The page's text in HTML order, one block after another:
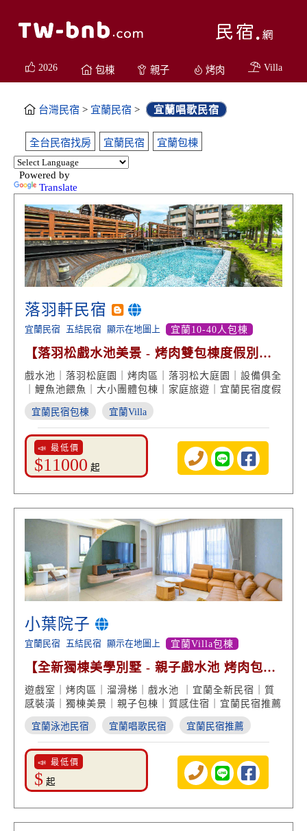
2026 包棟 親子 烤肉 Villa
台灣民宿 > 宜蘭民宿 > 宜蘭唱歌民宿
全台民宿找房 宜蘭民宿 宜蘭包棟
Powered by
Translate
落羽軒民宿
宜蘭民宿 五結民宿 顯示在地圖上 宜蘭10-40人包棟
【落羽松戲水池美景 - 烤肉雙包棟度假別
墅】
戲水池｜落羽松庭園｜烤肉區｜落羽松大庭園｜設備俱全
｜鯉魚池餵魚｜大小團體包棟｜家庭旅遊｜宜蘭民宿度假
宜蘭民宿包棟 宜蘭Villa
📣 最低價
$11000 起
小葉院子
宜蘭民宿 五結民宿 顯示在地圖上 宜蘭Villa包棟
【全新獨棟美學別墅 - 親子戲水池 烤肉包棟
歡唱娛樂】
遊戲室｜烤肉區｜溜滑梯｜戲水池 ｜宜蘭全新民宿｜質
感裝潢｜獨棟美景｜親子包棟｜質感住宿｜宜蘭民宿推薦
宜蘭泳池民宿 宜蘭唱歌民宿 宜蘭民宿推薦
📣 最低價
$ 起